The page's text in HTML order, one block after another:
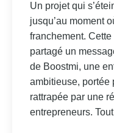
Un projet qui
jusqu’au moment
franchement.
partagé un
de Boostmi, une
ambitieuse, portée
rattrapée par une
entrepreneurs.